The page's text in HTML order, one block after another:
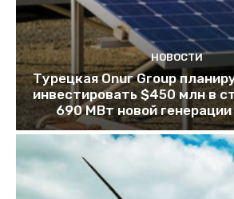
НОВОСТИ
Турецкая Onur Group
инвестировать $450 млн в
690 МВт новой генерации